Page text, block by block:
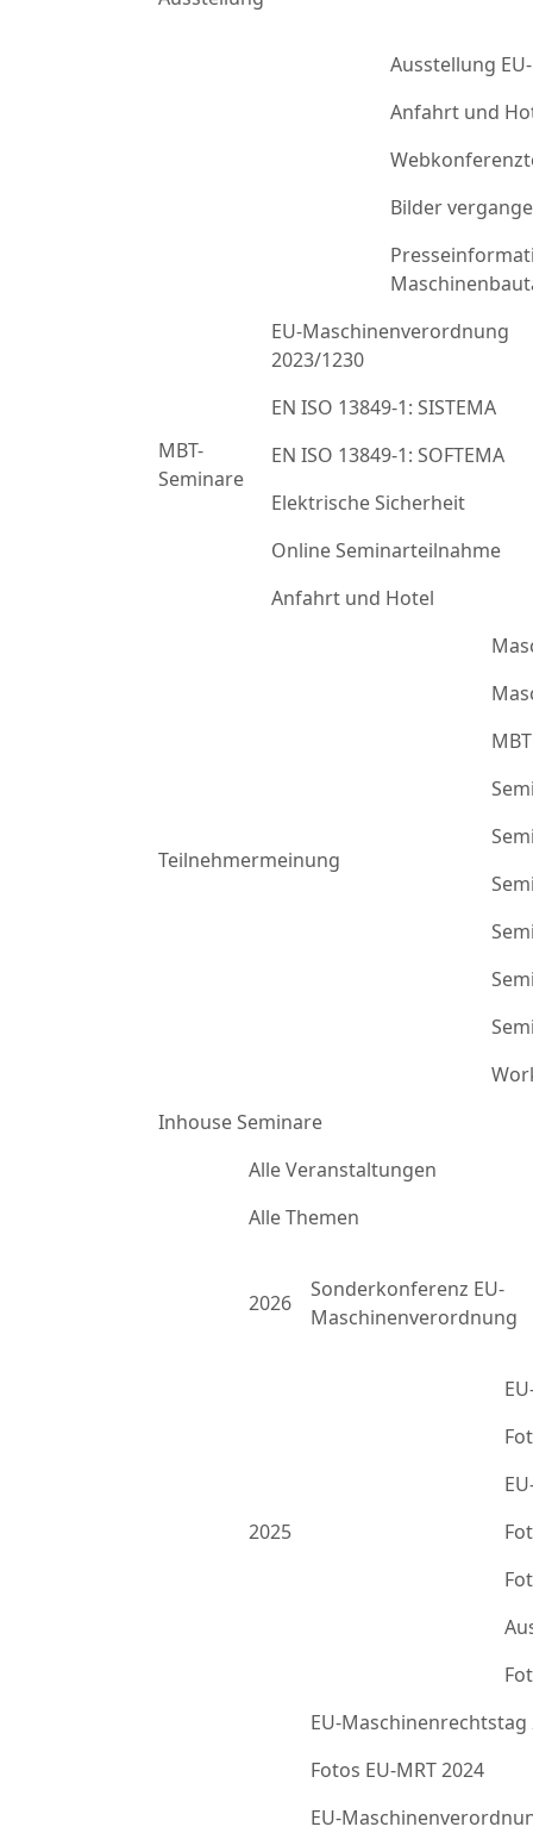
Ausstellung
Anfahrt und
Bilder
MBT-
Seminare
EU-Maschinenverordnung
2023/1230
EN ISO 13849-1: SISTEMA
EN ISO 13849-1: SOFTEMA
Elektrische Sicherheit
Online Seminarteilnahme
Anfahrt und Hotel
Teilnehmermeinung
Inhouse Seminare
Alle Veranstaltungen
Alle Themen
2026
Sonderkonferenz EU-
Maschinenverordnung
2025
EU-Maschinenrechtstag
Fotos EU-MRT 2024
EU-